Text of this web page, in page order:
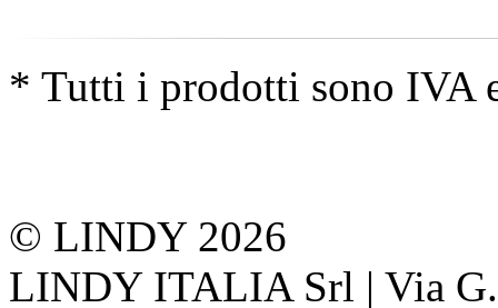
* Tutti i prodotti sono IVA
© LINDY 2026
LINDY ITALIA Srl | Via